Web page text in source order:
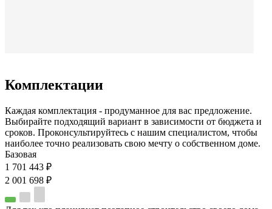
Комплектации
Каждая комплектация - продуманное для вас предложение.
Выбирайте подходящий вариант в зависимости от бюджета и
сроков. Проконсультируйтесь с нашим специалистом, чтобы
наиболее точно реализовать свою мечту о собственном доме.
Базовая
1 701 443 ₽
2 001 698 ₽